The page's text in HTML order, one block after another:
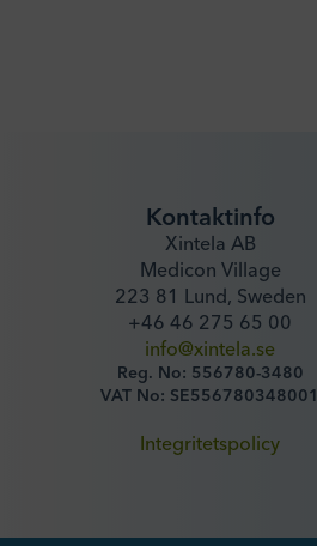
Kontaktinfo
Xintela AB
Medicon Village
223 81 Lund, Sweden
+46 46 275 65 00
info@xintela.se
Reg. No: 556780-3480
VAT No: SE556780348001
Integritetspolicy